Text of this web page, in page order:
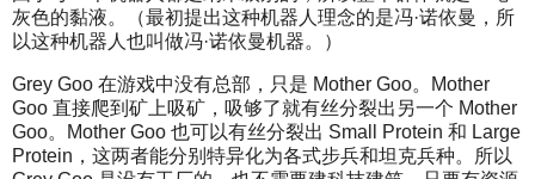
灰色的黏液。（最初提出这种机器人理念的是冯·诺依曼，所
以这种机器人也叫做冯·诺依曼机器。）
Grey Goo 在游戏中没有总部，只是 Mother Goo。Mother
Goo 直接爬到矿上吸矿，吸够了就有丝分裂出另一个 Mother
Goo。Mother Goo 也可以有丝分裂出 Small Protein 和 Large
Protein，这两者能分别特异化为各式步兵和坦克兵种。所以